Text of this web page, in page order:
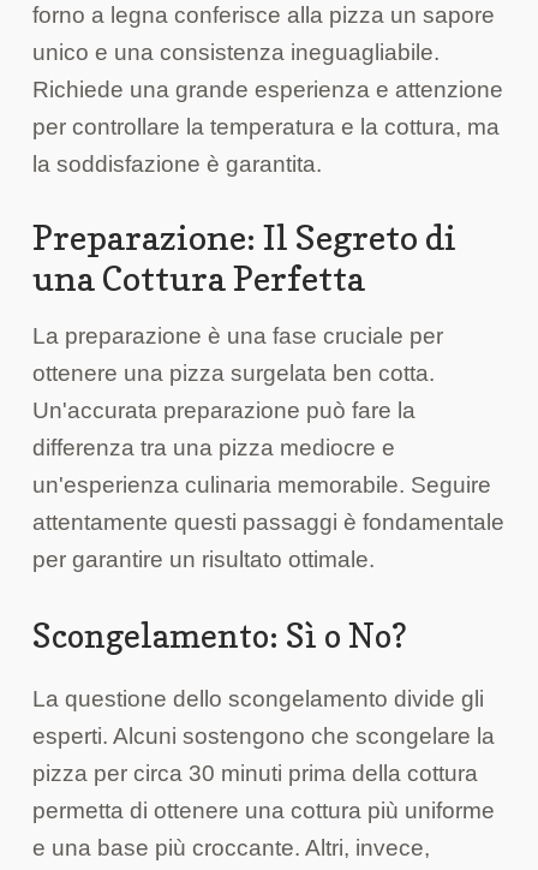
forno a legna conferisce alla pizza un sapore
unico e una consistenza ineguagliabile.
Richiede una grande esperienza e attenzione
per controllare la temperatura e la cottura, ma
la soddisfazione è garantita.
Preparazione: Il Segreto di
una Cottura Perfetta
La preparazione è una fase cruciale per
ottenere una pizza surgelata ben cotta.
Un'accurata preparazione può fare la
differenza tra una pizza mediocre e
un'esperienza culinaria memorabile. Seguire
attentamente questi passaggi è fondamentale
per garantire un risultato ottimale.
Scongelamento: Sì o No?
La questione dello scongelamento divide gli
esperti. Alcuni sostengono che scongelare la
pizza per circa 30 minuti prima della cottura
permetta di ottenere una cottura più uniforme
e una base più croccante. Altri, invece,